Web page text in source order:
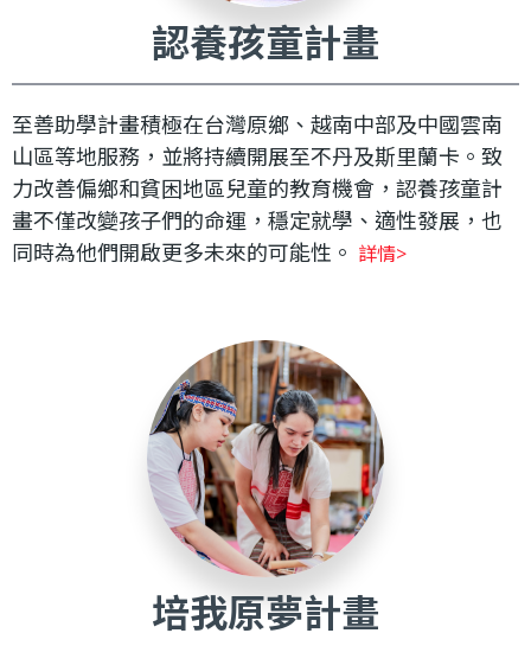
認養孩童計畫
至善助學計畫積極在台灣原鄉、越南中部及中國雲南
山區等地服務，並將持續開展至不丹及斯里蘭卡。致
力改善偏鄉和貧困地區兒童的教育機會，認養孩童計
畫不僅改變孩子們的命運，穩定就學、適性發展，也
同時為他們開啟更多未來的可能性。 詳情>
培我原夢計畫